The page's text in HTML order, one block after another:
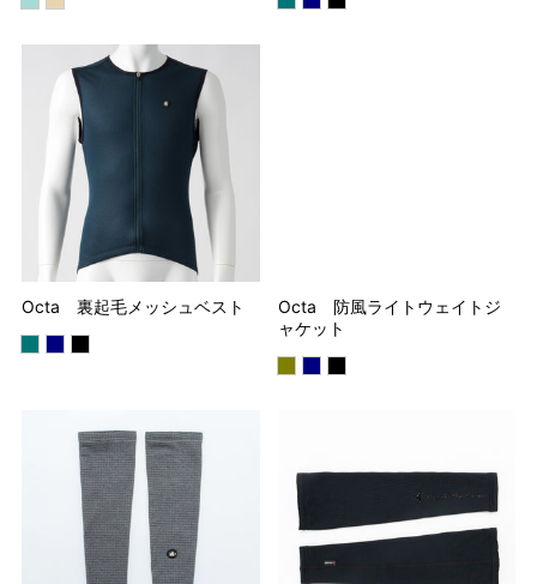
Octa 裏起毛メッシュベスト
Octa 防風ライトウェイトジ
ャケット